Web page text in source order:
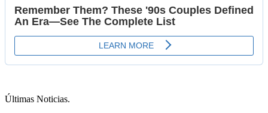
Últimas Noticias.